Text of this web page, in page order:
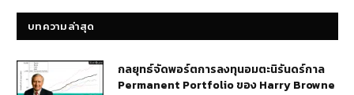
บทความล่าสุด
กลยุทธ์​จัดพอร์ตการลงทุนอมตะนิรันดร์กาล
Permanent Portfolio ของ Harry Browne